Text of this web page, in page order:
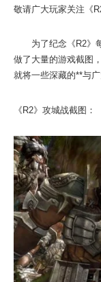
敬请广大玩家关注《
为了纪念《R2》每
做了大量的游戏截图
就将一些深藏的**与广
《R2》攻城战截图：